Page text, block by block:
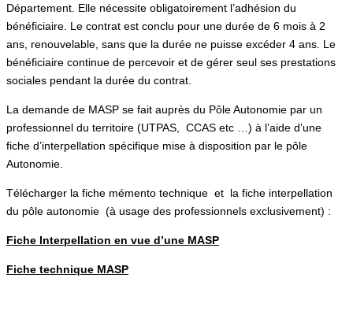
Département. Elle nécessite obligatoirement l’adhésion du
bénéficiaire. Le contrat est conclu pour une durée de 6 mois à 2
ans, renouvelable, sans que la durée ne puisse excéder 4 ans. Le
bénéficiaire continue de percevoir et de gérer seul ses prestations
sociales pendant la durée du contrat.
La demande de MASP se fait auprès du Pôle Autonomie par un
professionnel du territoire (UTPAS, CCAS etc …) à l’aide d’une
fiche d’interpellation spécifique mise à disposition par le pôle
Autonomie.
Télécharger la fiche mémento technique et la fiche interpellation
du pôle autonomie (à usage des professionnels exclusivement) :
Fiche Interpellation en vue d’une MASP
Fiche technique MASP